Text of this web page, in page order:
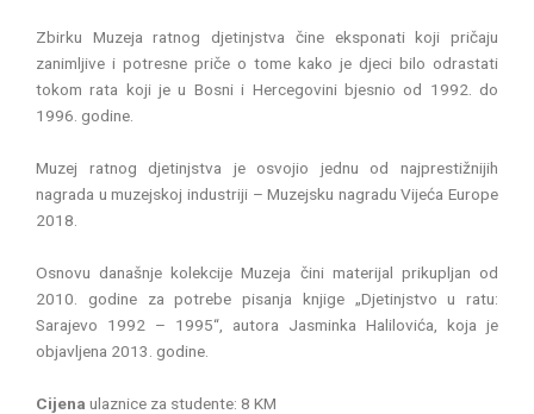
s
Zbirku Muzeja ratnog djetinjstva čine eksponati koji pričaju
zanimljive i potresne priče o tome kako je djeci bilo odrastati
tokom rata koji je u Bosni i Hercegovini bjesnio od 1992. do
1996. godine.
Muzej ratnog djetinjstva je osvojio jednu od najprestižnijih
nagrada u muzejskoj industriji – Muzejsku nagradu Vijeća Europe
2018.
Osnovu današnje kolekcije Muzeja čini materijal prikupljan od
2010. godine za potrebe pisanja knjige „Djetinjstvo u ratu:
Sarajevo 1992 – 1995“, autora Jasminka Halilovića, koja je
objavljena 2013. godine.
Cijena ulaznice za studente: 8 KM